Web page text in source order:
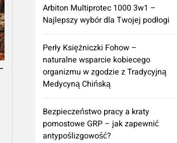
Arbiton Multiprotec 1000 3w1 –
Najlepszy wybór dla Twojej podłogi
Perły Księżniczki Fohow –
naturalne wsparcie kobiecego
organizmu w zgodzie z Tradycyjną
Medycyną Chińską
Bezpieczeństwo pracy a kraty
pomostowe GRP – jak zapewnić
antypoślizgowość?